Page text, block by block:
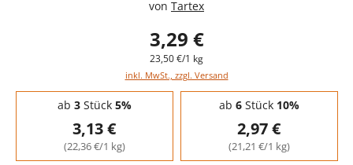
von Tartex
3,29 €
23,50 €/1 kg
inkl. MwSt., zzgl. Versand
Staffelpreise - Mengenrabatt
ab 3Stück 5%
3,13 €
(22,36 €/1 kg)
ab 6Stück 10%
2,97 €
(21,21 €/1 kg)